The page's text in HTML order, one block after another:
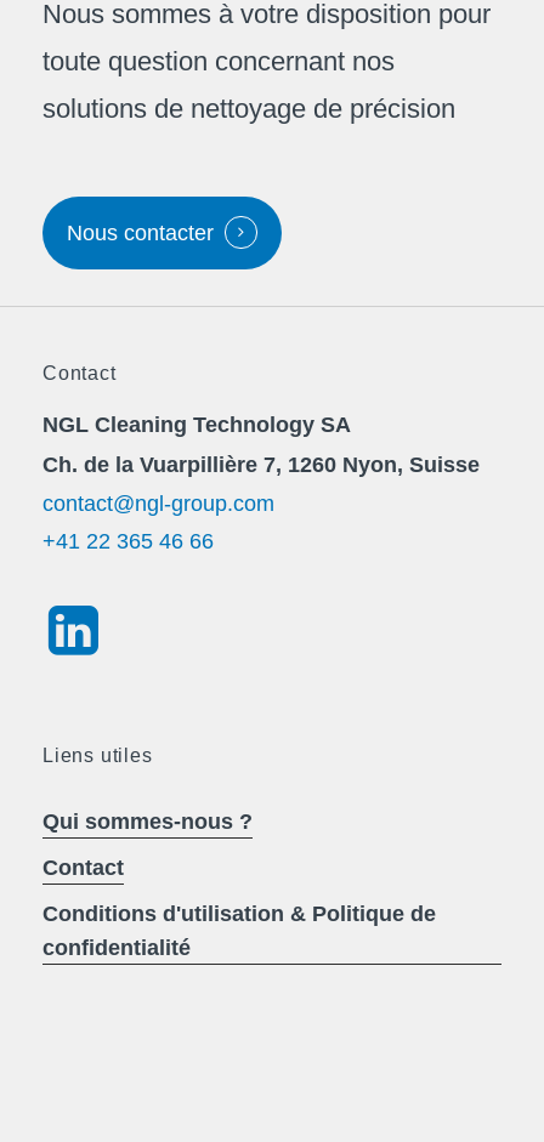
Nous sommes à votre disposition pour
toute question concernant nos
solutions de nettoyage de précision
Nous contacter
Contact
NGL Cleaning Technology SA
Ch. de la Vuarpillière 7, 1260 Nyon, Suisse
contact@ngl-group.com
+41 22 365 46 66
Liens utiles
Qui sommes-nous ?
Contact
Conditions d'utilisation & Politique de
confidentialité